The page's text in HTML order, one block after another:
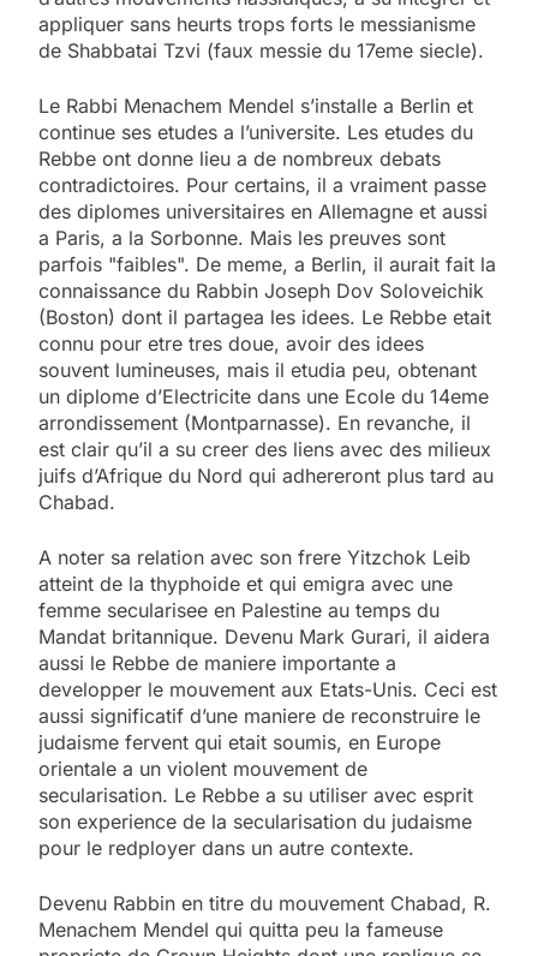
appliquer sans heurts trops forts le messianisme
de Shabbatai Tzvi (faux messie du 17eme siecle).
Le Rabbi Menachem Mendel s’installe a Berlin et
continue ses etudes a l’universite. Les etudes du
Rebbe ont donne lieu a de nombreux debats
contradictoires. Pour certains, il a vraiment passe
des diplomes universitaires en Allemagne et aussi
a Paris, a la Sorbonne. Mais les preuves sont
parfois "faibles". De meme, a Berlin, il aurait fait la
connaissance du Rabbin Joseph Dov Soloveichik
(Boston) dont il partagea les idees. Le Rebbe etait
connu pour etre tres doue, avoir des idees
souvent lumineuses, mais il etudia peu, obtenant
un diplome d’Electricite dans une Ecole du 14eme
arrondissement (Montparnasse). En revanche, il
est clair qu’il a su creer des liens avec des milieux
juifs d’Afrique du Nord qui adhereront plus tard au
Chabad.
A noter sa relation avec son frere Yitzchok Leib
atteint de la thyphoide et qui emigra avec une
femme secularisee en Palestine au temps du
Mandat britannique. Devenu Mark Gurari, il aidera
aussi le Rebbe de maniere importante a
developper le mouvement aux Etats-Unis. Ceci est
aussi significatif d’une maniere de reconstruire le
judaisme fervent qui etait soumis, en Europe
orientale a un violent mouvement de
secularisation. Le Rebbe a su utiliser avec esprit
son experience de la secularisation du judaisme
pour le redployer dans un autre contexte.
Devenu Rabbin en titre du mouvement Chabad, R.
Menachem Mendel qui quitta peu la fameuse